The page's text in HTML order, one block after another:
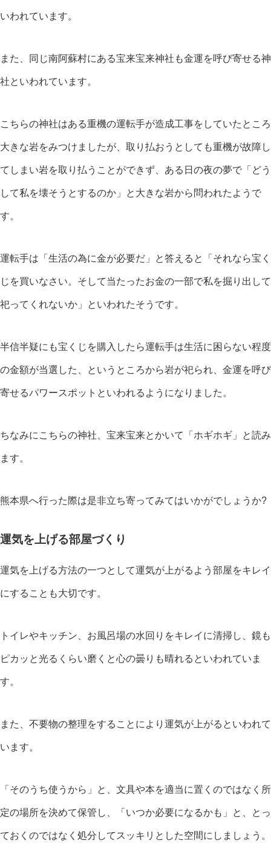
いわれています。
また、同じ南阿蘇村にある宝来宝来神社も金運を呼び寄せる神
社といわれています。
こちらの神社はある重機の運転手が造成工事をしていたところ
大きな岩をみつけましたが、取り払おうとしても重機が故障し
てしまい岩を取り払うことができず、ある日の夜の夢で「どう
して私を壊そうとするのか」と大きな岩から問われたようで
す。
運転手は「生活の為に金が必要だ」と答えると「それなら宝く
じを買いなさい。そして当たったお金の一部で私を掘り出して
祀ってくれないか」といわれたそうです。
半信半疑にも宝くじを購入したら運転手は生活に困らない程度
の金額が当選した、というところから岩が祀られ、金運を呼び
寄せるパワースポットといわれるようになりました。
ちなみにこちらの神社、宝来宝来とかいて「ホギホギ」と読み
ます。
熊本県へ行った際は是非立ち寄ってみてはいかがでしょうか?
運気を上げる部屋づくり
運気を上げる方法の一つとして運気が上がるよう部屋をキレイ
にすることも大切です。
トイレやキッチン、お風呂場の水回りをキレイに清掃し、鏡も
ピカッと光るくらい磨くと心の曇りも晴れるといわれていま
す。
また、不要物の整理をすることにより運気が上がるといわれて
います。
「そのうち使うから」と、文具や本を適当に置くのではなく所
定の場所を決めて保管し、「いつか必要になるかも」と、とっ
ておくのではなく処分してスッキリとした空間にしましょう。